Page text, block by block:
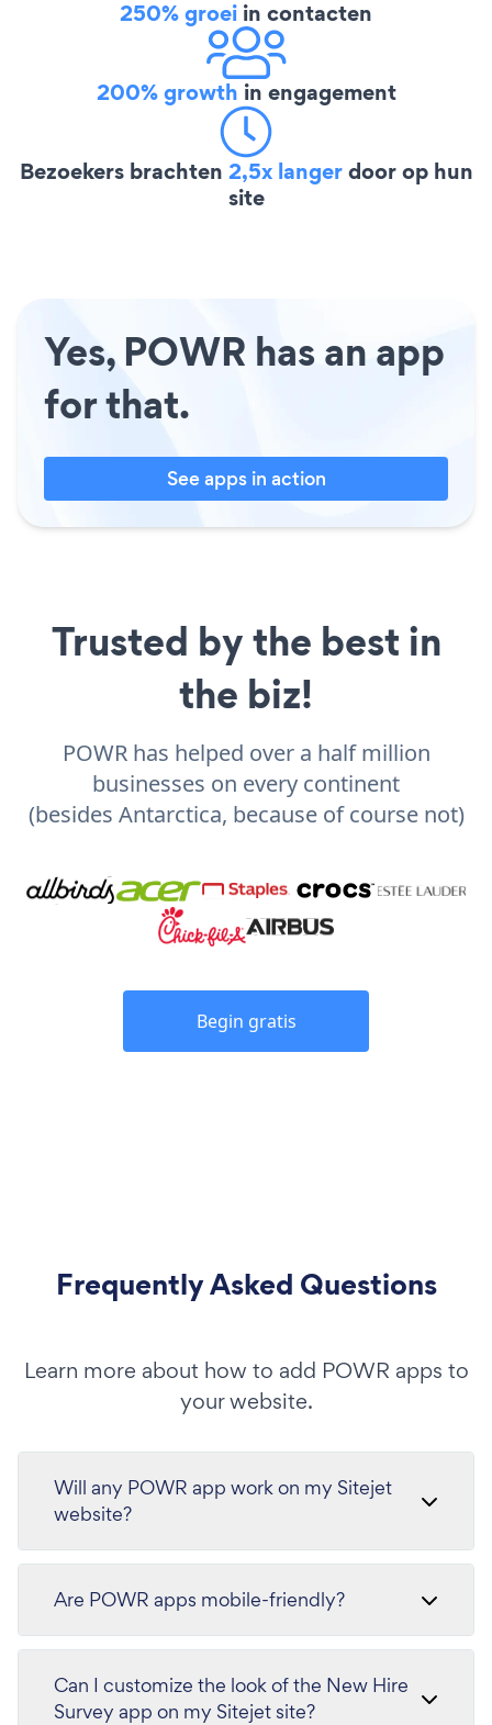
250% groei in contacten
200% growth in engagement
Bezoekers brachten 2,5x langerdoor op hun
site
Yes, POWR has an app
for that.
See apps in action
Trusted by the best in
the biz!
POWR has helped over a half million
businesses on every continent
(besides Antarctica, because of course not)
Begin gratis
Frequently Asked Questions
Learn more about how to add POWR apps to
your website.
Will any POWR app work on my Sitejet
website?
Are POWR apps mobile-friendly?
Can I customize the look of the New Hire
Survey app on my Sitejet site?